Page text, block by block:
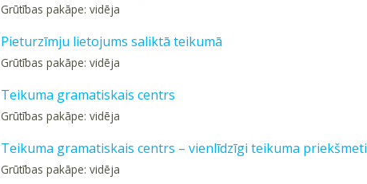
Grūtības pakāpe: vidēja
Pieturzīmju lietojums saliktā teikumā
Grūtības pakāpe: vidēja
Teikuma gramatiskais centrs
Grūtības pakāpe: vidēja
Teikuma gramatiskais centrs – vienlīdzīgi teikuma priekšmeti
Grūtības pakāpe: vidēja